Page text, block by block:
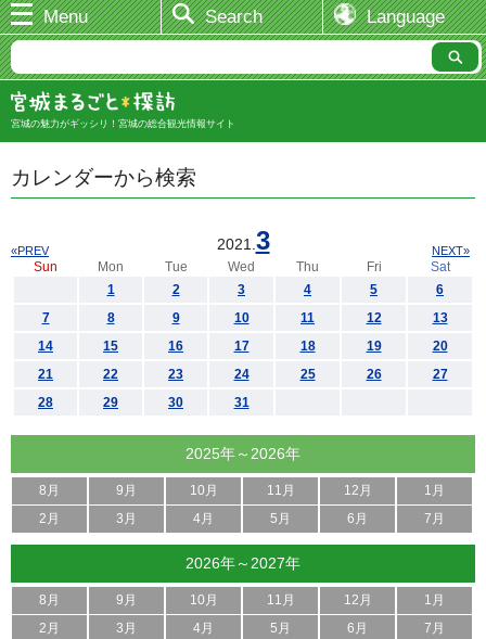
Menu Search Language
宮城の魅力がギッシリ！宮城の総合観光情報サイト
カレンダーから検索
2021. 3
«PREV NEXT»
Sun Mon Tue Wed Thu Fri
Sat
1
2 3 4 5
6
7
8 9 10 11 12
13
14
15 16 17 18 19
20
21
22 23 24 25 26
27
28
29 30 31
2025年～2026年
8月 9月 10月 11月 12月
1月
2月
3月 4月 5月 6月 7月
2026年～2027年
8月 9月 10月 11月 12月
1月
2月
3月 4月 5月 6月 7月